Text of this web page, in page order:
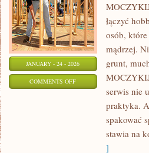
JANUARY - 24 - 2026
COMMENTS OFFON
WĘDKARSTWO
łączyć
osób,
mądrzej.
grunt,
serwis nie
praktyka.
spakować
stawia na
]